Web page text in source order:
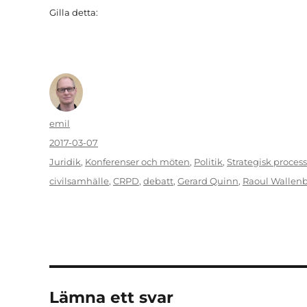
Gilla detta:
Författare
emil
Publicerat
den
2017-03-07
Kategorier
Juridik, Konferenser och möten, Politik, Strategisk
Etiketter
civilsamhälle, CRPD, debatt, Gerard Quinn, Raoul
Lämna ett svar